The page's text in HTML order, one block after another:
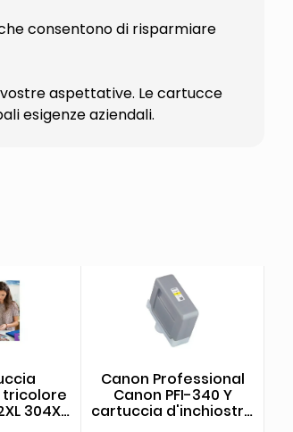
consentono di risparmiare
aspettative. Le cartucce
esigenze aziendali.
304XL,
Canon Professional
Canon PFI-340 Y
cartuccia d'inchiostro